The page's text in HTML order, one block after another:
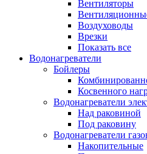
Вентиляторы
Воздуховоды
Врезки
Показать все
Водонагреватели
Бойлеры
Косвенного
Водонагреватели
Над раковиной
Под раковину
Водонагреватели
Накопительные